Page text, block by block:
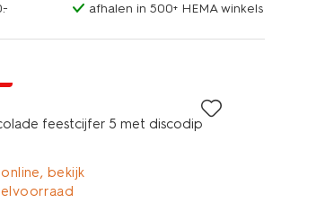
afhalen in 500+ HEMA winkels
feestcijfer 5 met discodip
bekijk